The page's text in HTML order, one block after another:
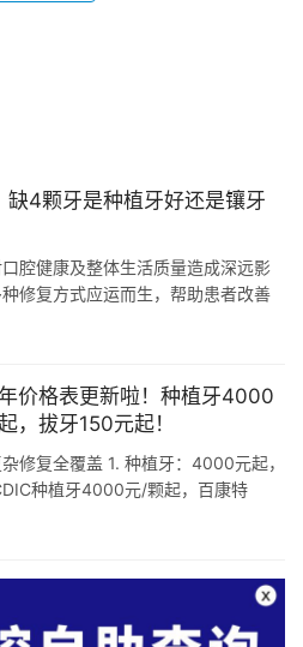
4颗牙是种植牙好还是镶牙
腔健康及整体生活质量造成深远影
修复方式应运而生，帮助患者改善
价格表更新啦！种植牙4000
，拔牙150元起！
修复全覆盖 1. 种植牙：4000元起，
种植牙4000元/颗起，百康特